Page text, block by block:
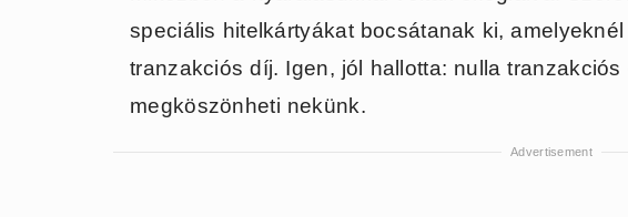
speciális hitelkártyákat bocsátanak ki,
tranzakciós díj. Igen, jól hallotta: nulla
megköszönheti nekünk.